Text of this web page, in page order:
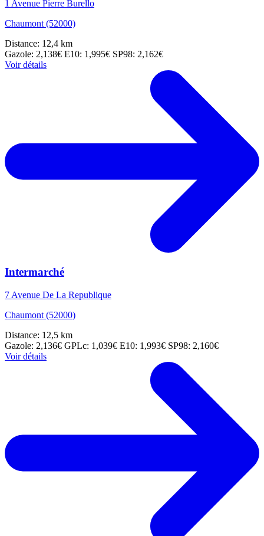
1 Avenue Pierre Burello
Chaumont (52000)
Distance: 12,4 km
Gazole: 2,138€ E10: 1,995€ SP98: 2,162€
Voir détails
Intermarché
7 Avenue De La Republique
Chaumont (52000)
Distance: 12,5 km
Gazole: 2,136€ GPLc: 1,039€ E10: 1,993€ SP98: 2,160€
Voir détails